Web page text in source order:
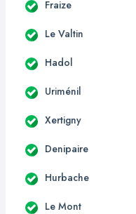
Fraize
Le Valtin
Hadol
Uriménil
Xertigny
Denipaire
Hurbache
Le Mont